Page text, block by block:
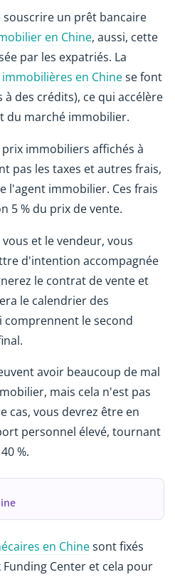
souscrire un prêt bancaire
en Chine, aussi, cette
par les expatriés. La
en Chinese font
à des crédits), ce qui accélère
du marché immobilier.
immobiliers affichés à
pas les taxes et autres frais,
l'agent immobilier. Ces frais
5 % du prix de vente.
et le vendeur, vous
d'intention accompagnée
le contrat de vente et
le calendrier des
le second
avoir beaucoup de mal
mais cela n'est pas
cas, vous devrez être en
personnel élevé, tournant
%.
en Chinesont fixés
Center et cela pour